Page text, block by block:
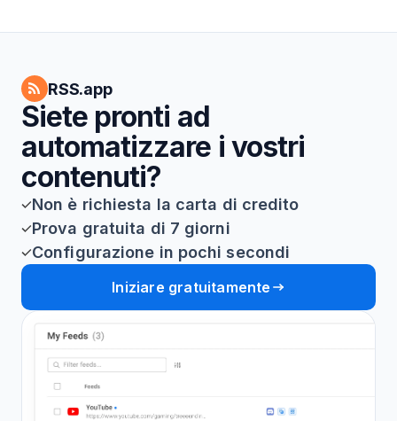
RSS.app
Siete pronti ad
automatizzare i vostri
contenuti?
Non è richiesta la carta di credito
Prova gratuita di 7 giorni
Configurazione in pochi secondi
Iniziare gratuitamente